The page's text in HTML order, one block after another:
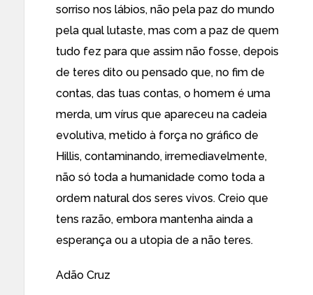
sorriso nos lábios, não pela paz do mundo
pela qual lutaste, mas com a paz de quem
tudo fez para que assim não fosse, depois
de teres dito ou pensado que, no fim de
contas, das tuas contas, o homem é uma
merda, um vírus que apareceu na cadeia
evolutiva, metido à força no gráfico de
Hillis, contaminando, irremediavelmente,
não só toda a humanidade como toda a
ordem natural dos seres vivos. Creio que
tens razão, embora mantenha ainda a
esperança ou a utopia de a não teres.
Adão Cruz